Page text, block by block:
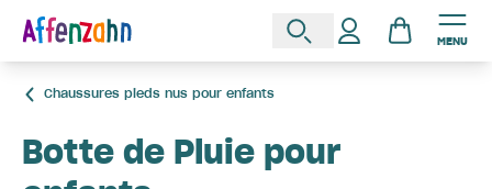
MENU
Chaussures pieds nus pour enfants
Botte de Pluie pour